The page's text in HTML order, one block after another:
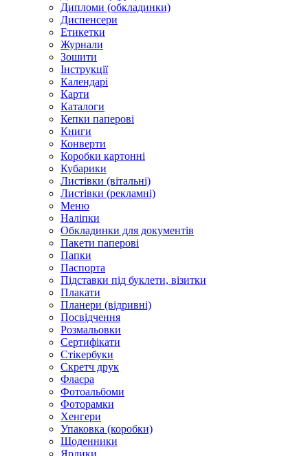
Дипломи (обкладинки)
Диспенсери
Етикетки
Журнали
Зошити
Інструкції
Календарі
Карти
Каталоги
Кепки паперові
Книги
Конверти
Коробки картонні
Кубарики
Листівки (вітальні)
Листівки (рекламні)
Меню
Наліпки
Обкладинки для документів
Пакети паперові
Папки
Паспорта
Підставки під буклети, візитки
Плакати
Планери (відривні)
Посвідчення
Розмальовки
Сертифікати
Стікербуки
Скретч друк
Флаєра
Фотоальбоми
Фоторамки
Хенгери
Упаковка (коробки)
Щоденники
Ярлики